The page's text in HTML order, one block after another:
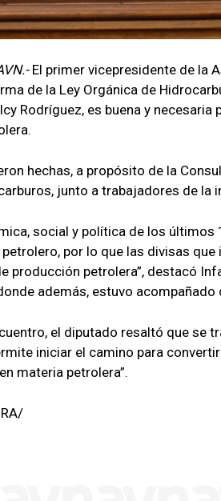
El primer vicepresidente de la
de la Ley Orgánica de
Rodríguez, es buena y
hechas, a propósito de la
junto a trabajadores de la
social y política de los
por lo que las divisas
producción petrolera”, destacó
además, estuvo
el diputado resaltó que se
iniciar el camino para
materia petrolera”.